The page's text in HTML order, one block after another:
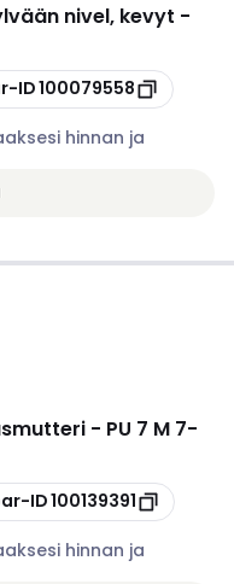
nivel, kevyt -
ID100079558
hinnan ja
- PU 7 M 7-
ID100139391
hinnan ja